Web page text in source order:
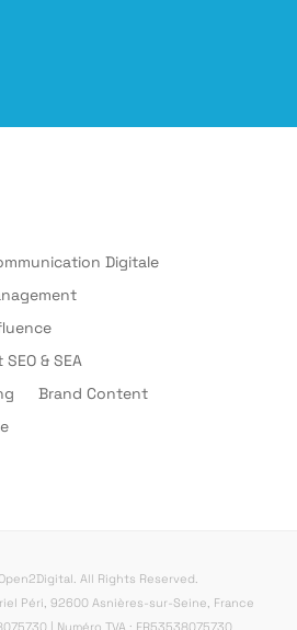
Digitale
& SEA
Brand Content
All Rights Reserved.
Péri, 92600 Asnières-sur-Seine, France
| Numéro TVA : FR53538075730